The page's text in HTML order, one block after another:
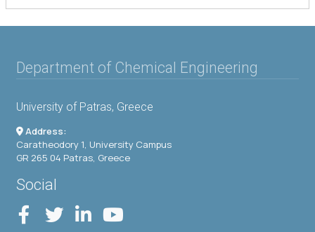
Department of Chemical Engineering
University of Patras, Greece
Address:
Caratheodory 1, University Campus
GR 265 04 Patras, Greece
Social